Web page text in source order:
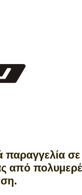
παραγγελία σε
από